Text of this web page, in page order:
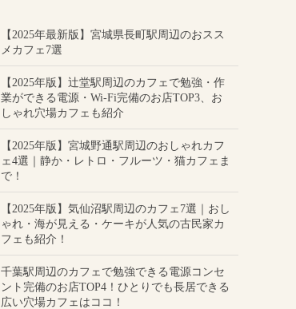
【2025年最新版】宮城県長町駅周辺のおスス
メカフェ7選
【2025年版】辻堂駅周辺のカフェで勉強・作
業ができる電源・Wi-Fi完備のお店TOP3、お
しゃれ穴場カフェも紹介
【2025年版】宮城野通駅周辺のおしゃれカフ
ェ4選｜静か・レトロ・フルーツ・猫カフェま
で！
【2025年版】気仙沼駅周辺のカフェ7選｜おし
ゃれ・海が見える・ケーキが人気の古民家カ
フェも紹介！
千葉駅周辺のカフェで勉強できる電源コンセ
ント完備のお店TOP4！ひとりでも長居できる
広い穴場カフェはココ！